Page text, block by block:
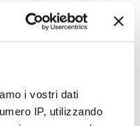
i vostri dati
IP, utilizzando
TIME DESIGN
Design Witte
104,73 € 130,92 - 20%